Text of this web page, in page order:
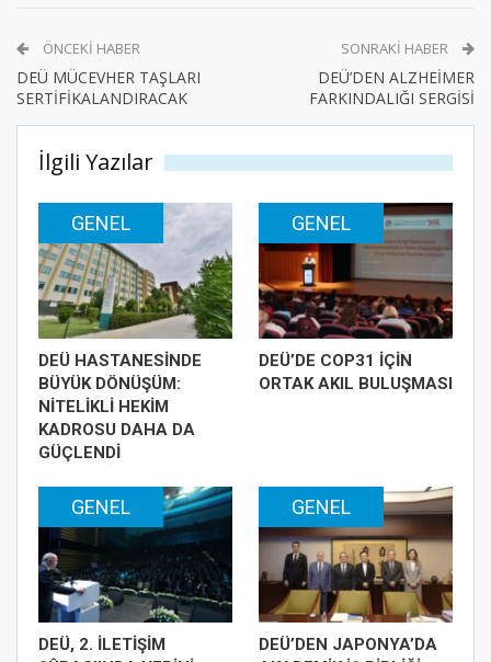
ÖNCEKI HABER
DEÜ MÜCEVHER TAŞLARI
SERTİFİKALANDIRACAK
SONRAKI HABER
DEÜ’DEN ALZHEİMER
FARKINDALIĞI SERGİSİ
İlgili Yazılar
GENEL
DEÜ HASTANESİNDE
BÜYÜK DÖNÜŞÜM:
NİTELİKLİ HEKİM
KADROSU DAHA DA
GÜÇLENDİ
GENEL
DEÜ’DE COP31 İÇİN
ORTAK AKIL BULUŞMASI
GENEL
DEÜ, 2. İLETİŞİM
GENEL
DEÜ’DEN JAPONYA’DA